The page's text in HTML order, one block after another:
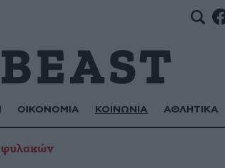
ΟΙΚΟΝΟΜΙΑ ΚΟΙΝΩΝΙΑ ΑΘΛΗΤΙΚΑ